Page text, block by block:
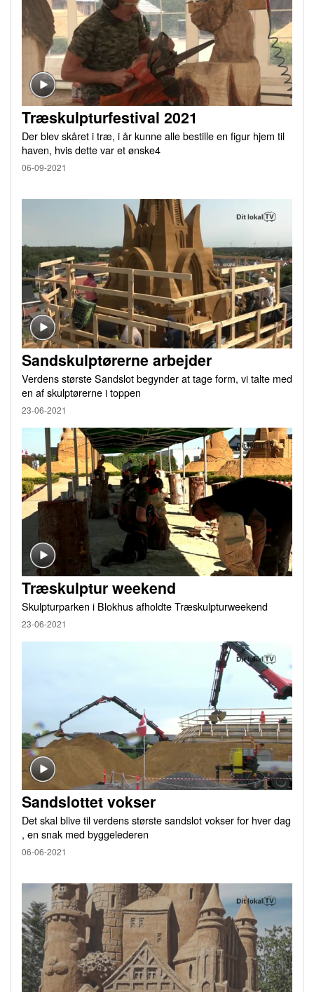
Træskulpturfestival 2021
Der blev skåret i træ, i år kunne alle bestille en figur hjem til
haven, hvis dette var et ønske4
06-09-2021
Sandskulptørerne arbejder
Verdens største Sandslot begynder at tage form, vi talte med
en af skulptørerne i toppen
23-06-2021
Træskulptur weekend
Skulpturparken i Blokhus afholdte Træskulpturweekend
23-06-2021
Sandslottet vokser
Det skal blive til verdens største sandslot vokser for hver dag
, en snak med byggelederen
06-06-2021